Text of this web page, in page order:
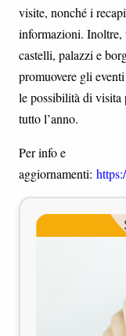
visite, nonché i
informazioni. Inoltre,
castelli, palazzi e
promuovere gli
le possibilità di visita
tutto l’anno.
Per info e
aggiornamenti: